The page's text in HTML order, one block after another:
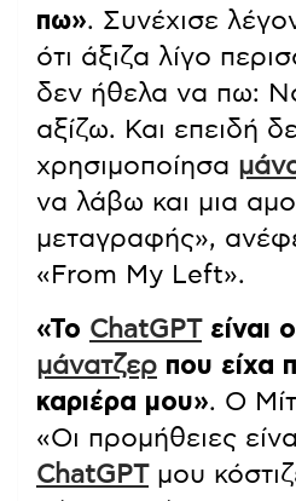
πω». Συνέχισε
ότι άξιζα λίγο
δεν ήθελα να πω:
αξίζω. Και επειδή
χρησιμοποίησα
να λάβω και μια
μεταγραφής»,
«From My Left».
«Το ChatGPTείναι
μάνατζερ που είχα
καριέρα μου». Ο
«Οι προμήθειες
ChatGPTμου